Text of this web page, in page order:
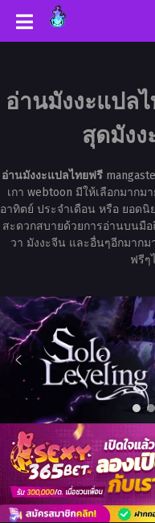
อ่านมังงะแปล
สุดมังง
อ่านมังงะแปลไทยฟรี
เกา webtoon มีให้เลือกมาก
อาทิตย์ ประจำเดือน หรือ ยอด
สะดวกสบายด้วยการอ่านบนมื
วา มังงะจีน และอื่นๆอีกมาก
ฟรีๆ